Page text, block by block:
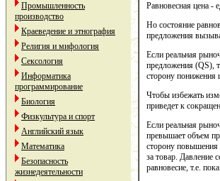
Промышленность
производство
Краеведение и этнография
Религия и мифология
Сексология
Информатика
программирование
Биология
Физкультура и спорт
Английский язык
Математика
Безопасность
жизнедеятельности
Равновесная цена -
Но состояние
предложения
Если реальная
предложения (QS),
сторону понижения
Чтобы избежать
приведет к
Если реальная
превышает объем
сторону повышения
за товар. Давление
равновесие, т.е.